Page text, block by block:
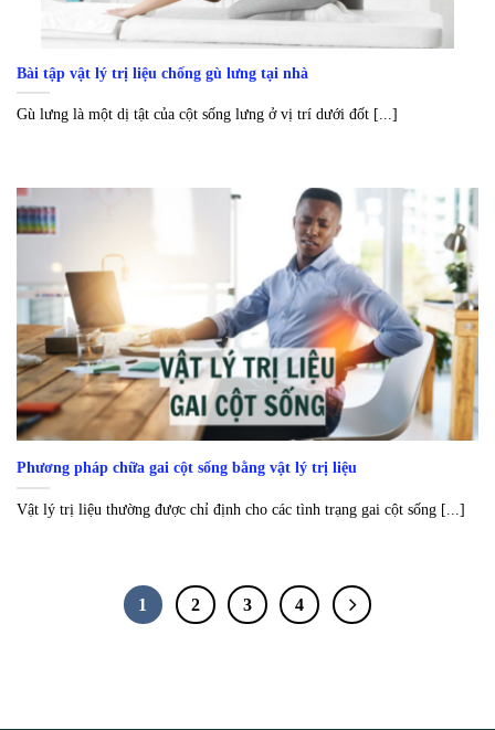
Bài tập vật lý trị liệu chống gù lưng tại nhà
Gù lưng là một dị tật của cột sống lưng ở vị trí dưới đốt [...]
Phương pháp chữa gai cột sống bằng vật lý trị liệu
Vật lý trị liệu thường được chỉ định cho các tình trạng gai cột sống [...]
1 2 3 4